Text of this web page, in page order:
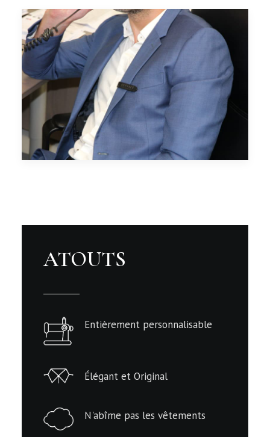
ATOUTS
Entièrement personnalisable
Élégant et Original
N'abîme pas les vêtements